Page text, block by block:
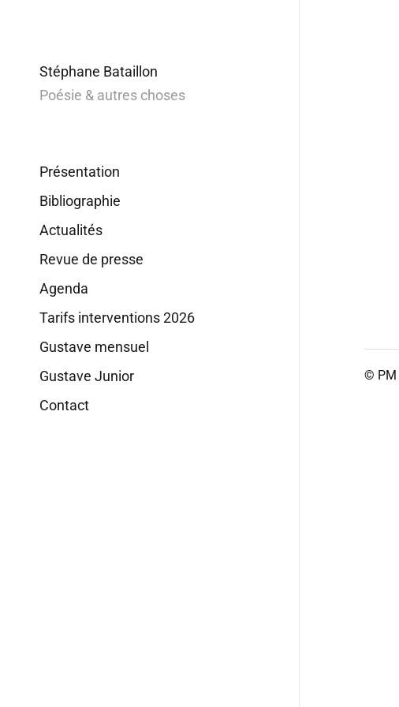
Stéphane Bataillon
Poésie & autres choses
Présentation
Bibliographie
Actualités
Revue de presse
Agenda
Tarifs interventions 2026
Gustave mensuel
Gustave Junior
Contact
© PM